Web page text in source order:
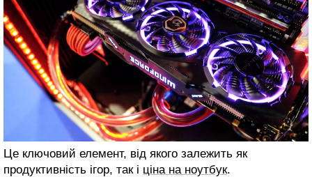
Це ключовий елемент, від якого залежить як
продуктивність ігор, так і ціна на ноутбук.